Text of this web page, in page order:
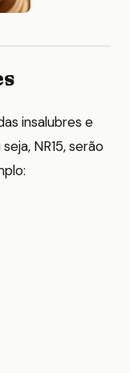
insalubres e
NR15, serão